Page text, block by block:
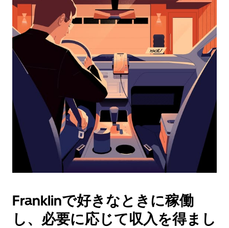
ン
ダ
ー
を
操
作
し、
を
選
択
す。
ン
で
カ
Franklinで好きなときに稼働
し、必要に応じて収入を得まし